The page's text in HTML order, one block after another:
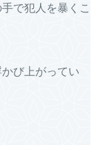
で犯人を暴くこ
び上がってい